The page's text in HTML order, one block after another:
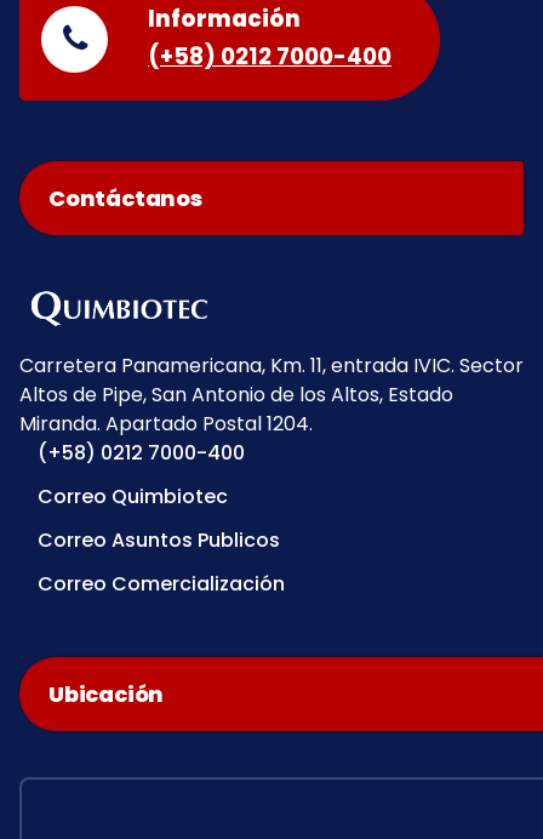
Información
(+58) 0212 7000-400
Contáctanos
Carretera Panamericana, Km. 11, entrada IVIC. Sector
Altos de Pipe, San Antonio de los Altos, Estado
Miranda. Apartado Postal 1204.
(+58) 0212 7000-400
Correo Quimbiotec
Correo Asuntos Publicos
Correo Comercialización
Ubicación